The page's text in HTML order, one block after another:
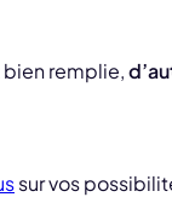
remplie,
sur vos